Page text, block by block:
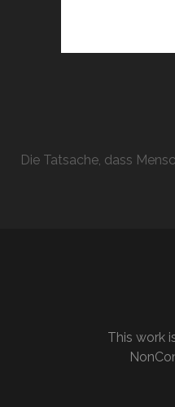
Die Tatsache, dass
This work